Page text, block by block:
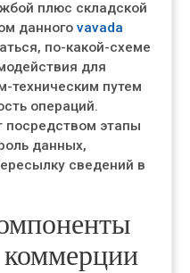
плюс складской
данного vavada
по-какой-схеме
для
техническим путем
операций.
посредством этапы
данных,
сведений в